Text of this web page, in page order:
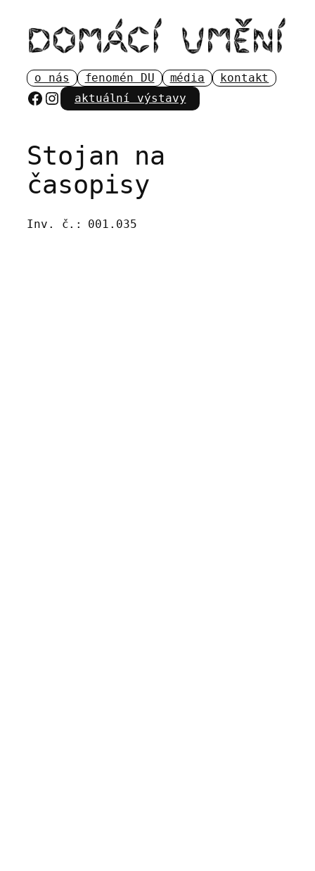
obsah
o nás fenomén DU média kontakt
Facebook
Instagram
aktuální výstavy
Stojan na
časopisy
Inv. č.: 001.035